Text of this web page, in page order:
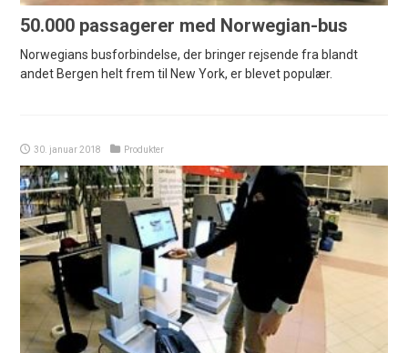
50.000 passagerer med Norwegian-bus
Norwegians busforbindelse, der bringer rejsende fra blandt
andet Bergen helt frem til New York, er blevet populær.
30. januar 2018 Produkter